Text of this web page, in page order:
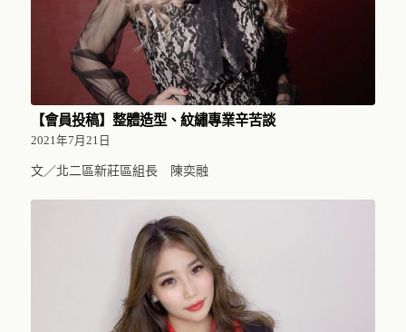
【會員投稿】整體造型、紋繡專業辛苦談
2021年7月21日
文／北二區新莊區組長 陳奕融